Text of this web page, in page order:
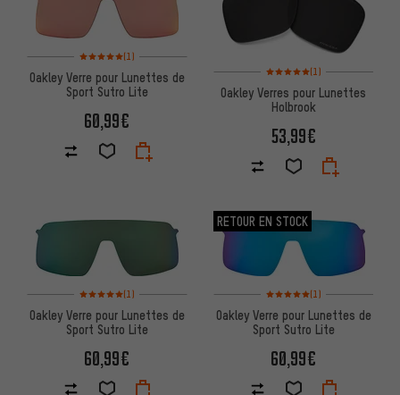
Note moyenne : 5 sur 5 d'après 1 avis
(1)
Oakley Verre pour Lunettes de
Sport Sutro Lite
60,99€
Note moyenne : 5 sur 5
(1)
Oakley Verres pour Lunettes
Holbrook
53,99€
Note moyenne : 5 sur 5 d'après 1 avis
(1)
Oakley Verre pour Lunettes de
Sport Sutro Lite
60,99€
RETOUR EN STOCK
Note moyenne : 5 sur 5
(1)
Oakley Verre pour Lunettes de
Sport Sutro Lite
60,99€